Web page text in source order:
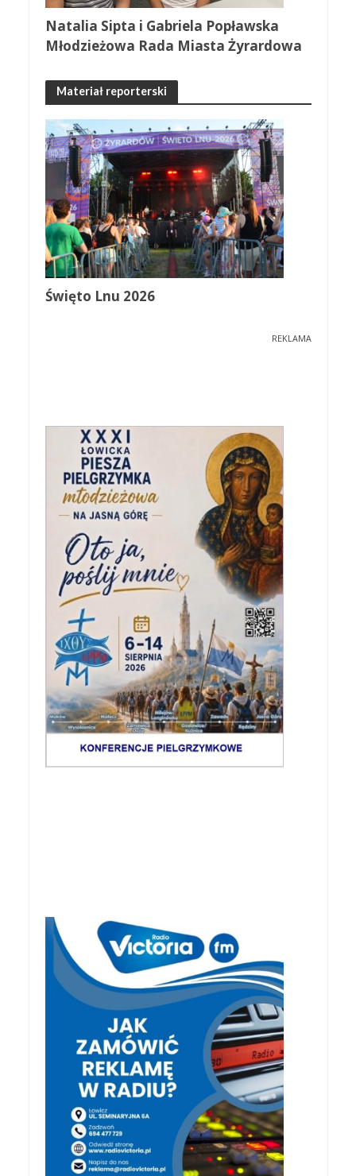
Natalia Sipta i Gabriela Popławska
Młodzieżowa Rada Miasta Żyrardowa
Materiał reporterski
Święto Lnu 2026
REKLAMA